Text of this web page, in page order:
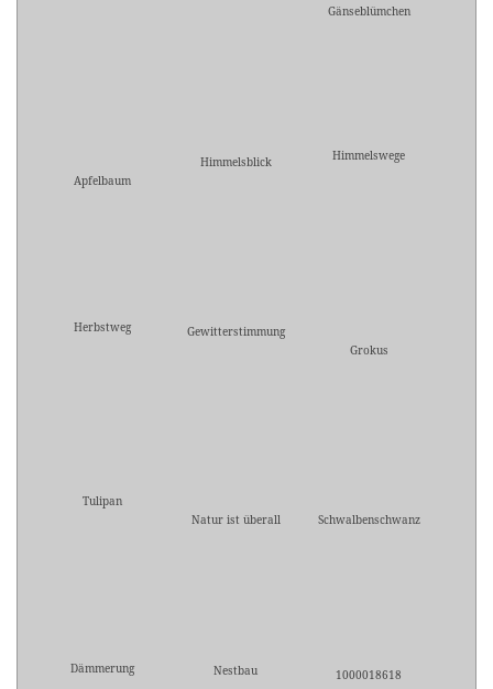
Gänseblümchen
Apfelbaum
Himmelsblick Himmelswege
Herbstweg
Gewitterstimmung
Grokus
Tulipan
Natur ist überall
Schwalbenschwanz
Dämmerung Nestbau 1000018618